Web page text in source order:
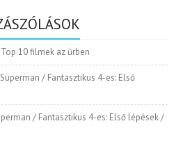
Top 10 filmek az űrben
/ Fantasztikus 4-es: Első
/ Fantasztikus 4-es: Első lépések /